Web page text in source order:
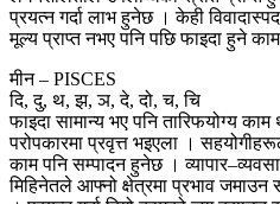
प्रयत्न गर्दा लाभ हुनेछ । केही
मूल्य प्राप्त नभए पनि पछि फाइदा हुने
मीन – PISCES
दि, दु, थ, झ, ञ, दे, दो, च, चि
फाइदा सामान्य भए पनि तारिफयोग्य
परोपकारमा प्रवृत्त भइएला ।
काम पनि सम्पादन हुनेछ ।
मिहिनेतले आफ्नो क्षेत्रमा प्रभाव